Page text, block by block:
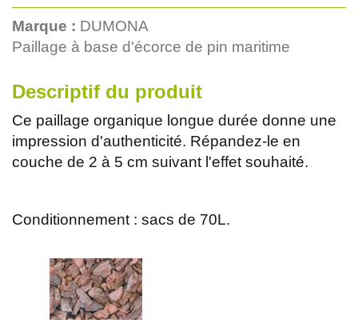
Marque : DUMONA
Paillage à base d'écorce de pin maritime
Descriptif du produit
Ce paillage organique longue durée donne une
impression d'authenticité. Répandez-le en
couche de 2 à 5 cm suivant l'effet souhaité.
Conditionnement : sacs de 70L.